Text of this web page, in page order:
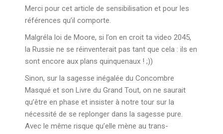
Merci pour cet article de sensibilisation et pour les
références qu’il comporte.
Malgréla loi de Moore, si l’on en croit ta video 2045,
la Russie ne se réinventerait pas tant que cela : ils en
sont encore aux plans quinquenaux ! ;))
Sinon, sur la sagesse inégalée du Concombre
Masqué et son Livre du Grand Tout, on ne saurait
qu’être en phase et insister à notre tour sur la
nécessité de se replonger dans la sagesse pure.
Avec le même risque qu’elle mène au trans-